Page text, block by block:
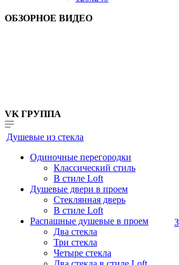
ОБЗОРНОЕ ВИДЕО
VK ГРУППА
Душевые из стекла
Одиночные перегородки
Классический стиль
В стиле Loft
Душевые двери в проем
Стеклянная дверь
В стиле Loft
Распашные душевые в проем
Два стекла
Три стекла
Четыре стекла